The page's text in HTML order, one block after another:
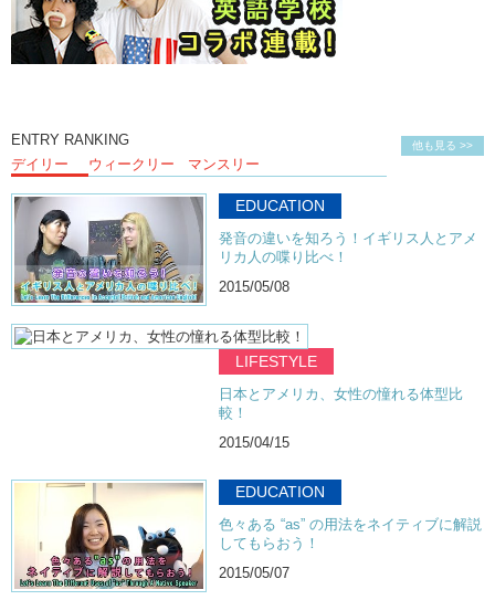
他も見る >>
ENTRY RANKING
デイリー
ウィークリー マンスリー
EDUCATION
発音の違いを知ろう！イギリス人とアメ
リカ人の喋り比べ！
2015/05/08
LIFESTYLE
日本とアメリカ、女性の憧れる体型比
較！
2015/04/15
EDUCATION
色々ある “as” の用法をネイティブに解説
してもらおう！
2015/05/07